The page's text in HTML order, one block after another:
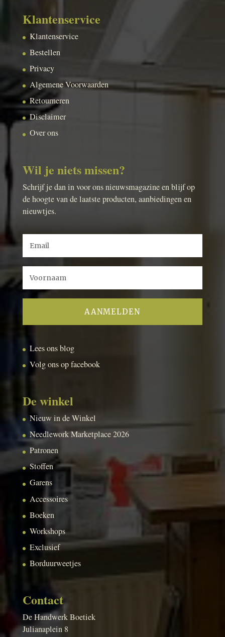
Klantenservice
Klantenservice
Bestellen
Privacy
Algemene Voorwaarden
Retourneren
Disclaimer
Over ons
Wil je niets missen?
Schrijf je dan in voor ons nieuwsmagazine en blijf op
de hoogte van de laatste producten, aanbiedingen en
nieuwtjes.
Lees ons blog
Volg ons op facebook
De winkel
Nieuw in de Winkel
Needlework Marketplace 2026
Patronen
Stoffen
Garens
Accessoires
Boeken
Workshops
Exclusief
Borduurweetjes
Contact
De Handwerk Boetiek
Julianaplein 8